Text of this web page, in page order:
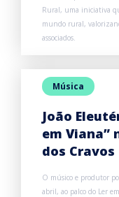
Rural, uma iniciativa
mundo rural,
associados.
Música
João
em Viana”
dos Cravos
O músico e produtor
abril, ao palco do Ler